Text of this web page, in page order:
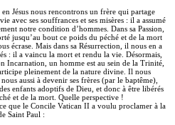
Jésus nous rencontrons un frère qui partage
avec ses souffrances et ses misères : il a assumé
notre condition d’hommes. Dans sa Passion,
jusqu’au bout ce poids du péché et de la mort
écrase. Mais dans sa Résurrection, il nous en a
: il a vaincu la mort et rendu la vie. Désormais,
Incarnation, un homme est au sein de la Trinité,
pleinement de la nature divine. Il nous
aussi à devenir ses frères (par le baptême),
enfants adoptifs de Dieu, et donc à être libérés
et de la mort. Quelle perspective !
ce que le Concile Vatican II a voulu proclamer à la
Saint Paul :